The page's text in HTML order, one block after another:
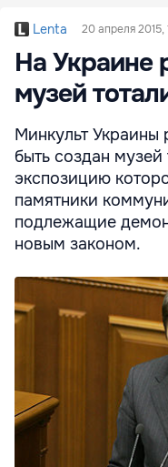
Lenta 20 апреля 2015,
На Украине
музей
Минкульт Украины
быть создан музей
экспозицию
памятники
подлежащие
новым законом.